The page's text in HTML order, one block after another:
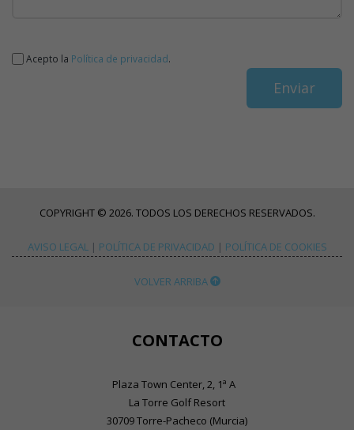
Acepto la Política de privacidad.
COPYRIGHT © 2026. TODOS LOS DERECHOS RESERVADOS.
AVISO LEGAL| POLÍTICA DE PRIVACIDAD | POLÍTICA DE COOKIES
VOLVER ARRIBA
CONTACTO
Plaza Town Center, 2, 1ª A
La Torre Golf Resort
30709 Torre-Pacheco (Murcia)